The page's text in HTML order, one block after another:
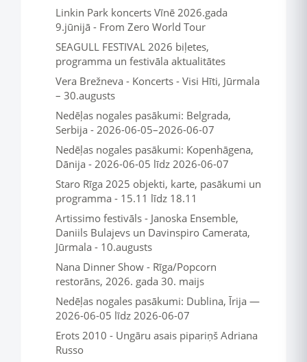
Linkin Park koncerts Vīnē 2026.gada
9.jūnijā - From Zero World Tour
SEAGULL FESTIVAL 2026 biļetes,
programma un festivāla aktualitātes
Vera Brežneva - Koncerts - Visi Hīti, Jūrmala
– 30.augusts
Nedēļas nogales pasākumi: Belgrada,
Serbija - 2026-06-05–2026-06-07
Nedēļas nogales pasākumi: Kopenhāgena,
Dānija - 2026-06-05 līdz 2026-06-07
Staro Rīga 2025 objekti, karte, pasākumi un
programma - 15.11 līdz 18.11
Artissimo festivāls - Janoska Ensemble,
Daniils Bulajevs un Davinspiro Camerata,
Jūrmala - 10.augusts
Nana Dinner Show - Rīga/Popcorn
restorāns, 2026. gada 30. maijs
Nedēļas nogales pasākumi: Dublina, Īrija —
2026-06-05 līdz 2026-06-07
Erots 2010 - Ungāru asais pipariņš Adriana
Russo